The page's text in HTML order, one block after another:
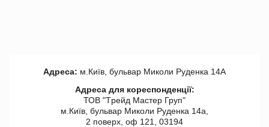
Адреса: м.Київ, бульвар Миколи Руденка 14А
Адреса для кореспонденції:
ТОВ "Tрейд Мастер Груп"
м.Київ, бульвар Миколи Руденка 14а,
2 поверх, оф 121, 03194